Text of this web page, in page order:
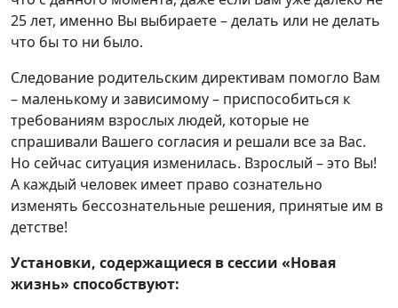
25 лет, именно Вы выбираете – делать или не делать
что бы то ни было.
Следование родительским директивам помогло Вам
– маленькому и зависимому – приспособиться к
требованиям взрослых людей, которые не
спрашивали Вашего согласия и решали все за Вас.
Но сейчас ситуация изменилась. Взрослый – это Вы!
А каждый человек имеет право сознательно
изменять бессознательные решения, принятые им в
детстве!
Установки, содержащиеся в сессии «Новая
жизнь» способствуют: